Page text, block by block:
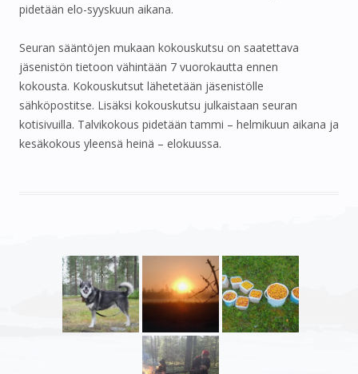
pidetään elo-syyskuun aikana.
Seuran sääntöjen mukaan kokouskutsu on saatettava
jäsenistön tietoon vähintään 7 vuorokautta ennen
kokousta. Kokouskutsut lähetetään jäsenistölle
sähköpostitse. Lisäksi kokouskutsu julkaistaan seuran
kotisivuilla. Talvikokous pidetään tammi – helmikuun aikana ja
kesäkokous yleensä heinä – elokuussa.